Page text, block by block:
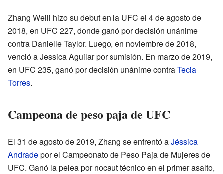
Zhang Weili hizo su debut en la UFC el 4 de agosto de
2018, en UFC 227, donde ganó por decisión unánime
contra Danielle Taylor. Luego, en noviembre de 2018,
venció a Jessica Aguilar por sumisión. En marzo de 2019,
en UFC 235, ganó por decisión unánime contraTecia
Torres.
Campeona de peso paja de UFC
El 31 de agosto de 2019, Zhang se enfrentó aJéssica
Andradepor el Campeonato de Peso Paja de Mujeres de
UFC. Ganó la pelea por nocaut técnico en el primer asalto,